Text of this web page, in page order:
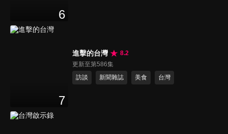
6
7
進擊的台灣
8.2
更新至第586集
訪談
新聞雜誌 美食 台灣